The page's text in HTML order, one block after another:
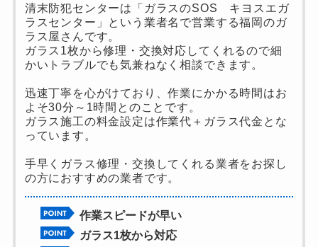
清末防犯センターは「ガラスのSOS キヨスエガ
ラスセンター」という業者名で営業する福岡のガ
ラス屋さんです。
ガラス1枚から修理・交換対応してくれるので細
かいトラブルでも気兼ねなく相談できます。
迅速丁寧を心がけており、作業にかかる時間はお
よそ30分～1時間とのことです。
ガラス施工の料金設定は作業代＋ガラス代金とな
っています。
手早くガラス修理・交換してくれる業者をお探し
の方におすすめの業者です。
作業スピードが早い
ガラス1枚から対応